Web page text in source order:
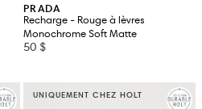
PRADA
Recharge - Rouge à lèvres
Monochrome Soft Matte
50 $
UNIQUEMENT CHEZ HOLT